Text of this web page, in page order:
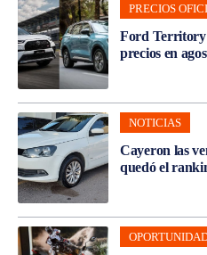
PRECIOS
Ford Territory
precios en
NOTICIAS
Cayeron las
quedó el